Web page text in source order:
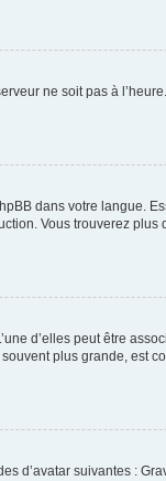
ne soit pas à
dans votre langue.
Vous trouverez plus
d’elles peut être
plus grande, est
d’avatar suivantes :